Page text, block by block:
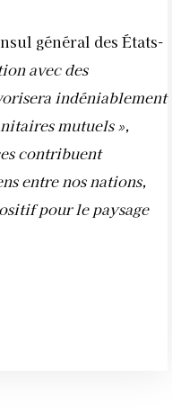
général des États-
avec des
indéniablement
mutuels »,
contribuent
entre nos nations,
pour le paysage